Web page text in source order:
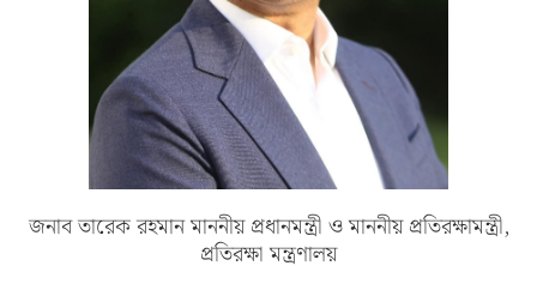
জনাব তারেক রহমান মাননীয় প্রধানমন্ত্রী ও মাননীয় প্রতিরক্ষামন্ত্রী,
প্রতিরক্ষা মন্ত্রণালয়